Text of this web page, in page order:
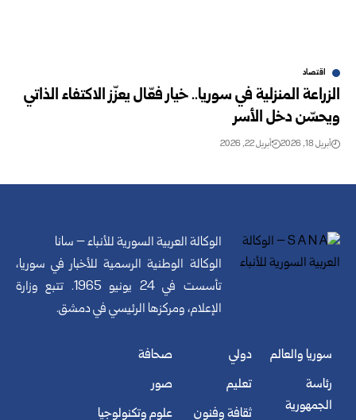
اقتصاد
الزراعة المنزلية في سوريا.. خيار فعّال يعزّز الاكتفاء الذاتي
ويحسّن دخل الأسر
أبريل 18, 2026 أبريل 22, 2026
الوكالة العربية السورية للأنباء – سانا
الوكالة الوطنية الرسمية للأخبار في سوريا،
تأسست في 24 يونيو 1965. تتبع وزارة
الإعلام، ومركزها الرئيسي في دمشق.
سوريا والعالم
رئاسة
الجمهورية
دولي
تعليم
ثقافة وفنون
صحافة
صور
علوم وتكنولوجيا